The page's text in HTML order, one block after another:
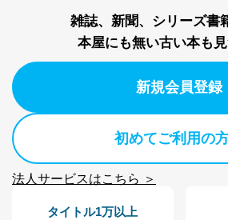
雑誌、新聞、シリーズ書
本屋にも無い古い本も見
新規会員登録
初めてご利用の
法人サービスはこちら ＞
タイトル1万以上